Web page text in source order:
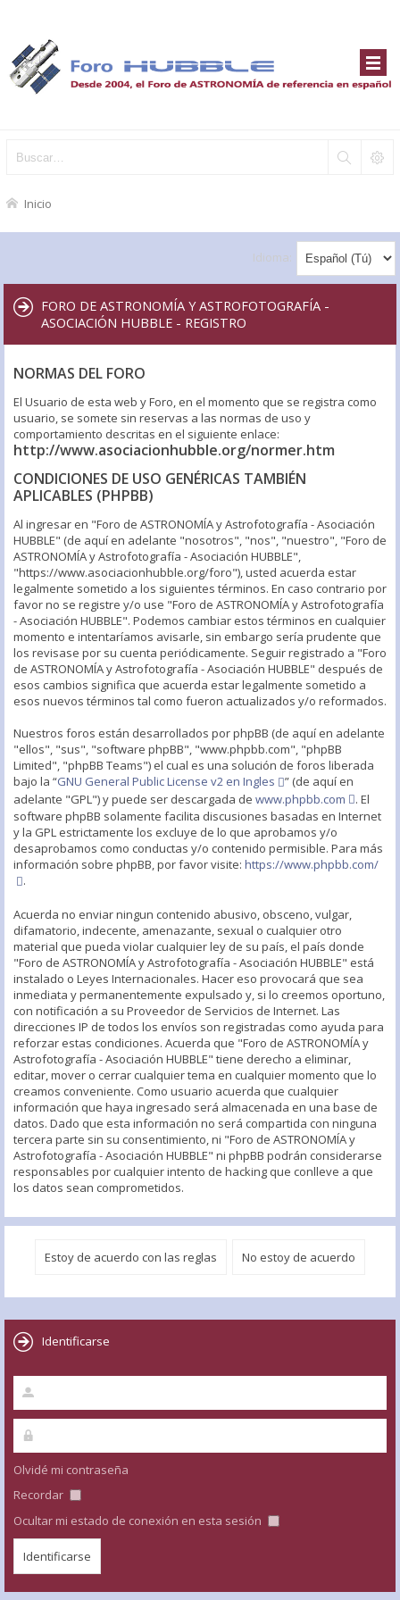
Inicio
Idioma:
FORO DE ASTRONOMÍA Y ASTROFOTOGRAFÍA -
ASOCIACIÓN HUBBLE - REGISTRO
NORMAS DEL FORO
El Usuario de esta web y Foro, en el momento que se registra como
usuario, se somete sin reservas a las normas de uso y
comportamiento descritas en el siguiente enlace:
http://www.asociacionhubble.org/normer.htm
CONDICIONES DE USO GENÉRICAS TAMBIÉN
APLICABLES (PHPBB)
Al ingresar en "Foro de ASTRONOMÍA y Astrofotografía - Asociación
HUBBLE" (de aquí en adelante "nosotros", "nos", "nuestro", "Foro de
ASTRONOMÍA y Astrofotografía - Asociación HUBBLE",
"https://www.asociacionhubble.org/foro"), usted acuerda estar
legalmente sometido a los siguientes términos. En caso contrario por
favor no se registre y/o use "Foro de ASTRONOMÍA y Astrofotografía
- Asociación HUBBLE". Podemos cambiar estos términos en cualquier
momento e intentaríamos avisarle, sin embargo sería prudente que
los revisase por su cuenta periódicamente. Seguir registrado a "Foro
de ASTRONOMÍA y Astrofotografía - Asociación HUBBLE" después de
esos cambios significa que acuerda estar legalmente sometido a
esos nuevos términos tal como fueron actualizados y/o reformados.
Nuestros foros están desarrollados por phpBB (de aquí en adelante
"ellos", "sus", "software phpBB", "www.phpbb.com", "phpBB
Limited", "phpBB Teams") el cual es una solución de foros liberada
bajo la “GNU General Public License v2 en Ingles
” (de aquí en
adelante "GPL") y puede ser descargada de www.phpbb.com
. El
software phpBB solamente facilita discusiones basadas en Internet
y la GPL estrictamente los excluye de lo que aprobamos y/o
desaprobamos como conductas y/o contenido permisible. Para más
información sobre phpBB, por favor visite: https://www.phpbb.com/
.
Acuerda no enviar ningun contenido abusivo, obsceno, vulgar,
difamatorio, indecente, amenazante, sexual o cualquier otro
material que pueda violar cualquier ley de su país, el país donde
"Foro de ASTRONOMÍA y Astrofotografía - Asociación HUBBLE" está
instalado o Leyes Internacionales. Hacer eso provocará que sea
inmediata y permanentemente expulsado y, si lo creemos oportuno,
con notificación a su Proveedor de Servicios de Internet. Las
direcciones IP de todos los envíos son registradas como ayuda para
reforzar estas condiciones. Acuerda que "Foro de ASTRONOMÍA y
Astrofotografía - Asociación HUBBLE" tiene derecho a eliminar,
editar, mover o cerrar cualquier tema en cualquier momento que lo
creamos conveniente. Como usuario acuerda que cualquier
información que haya ingresado será almacenada en una base de
datos. Dado que esta información no será compartida con ninguna
tercera parte sin su consentimiento, ni "Foro de ASTRONOMÍA y
Astrofotografía - Asociación HUBBLE" ni phpBB podrán considerarse
responsables por cualquier intento de hacking que conlleve a que
los datos sean comprometidos.
Identificarse
Olvidé mi contraseña
Recordar
Ocultar mi estado de conexión en esta sesión